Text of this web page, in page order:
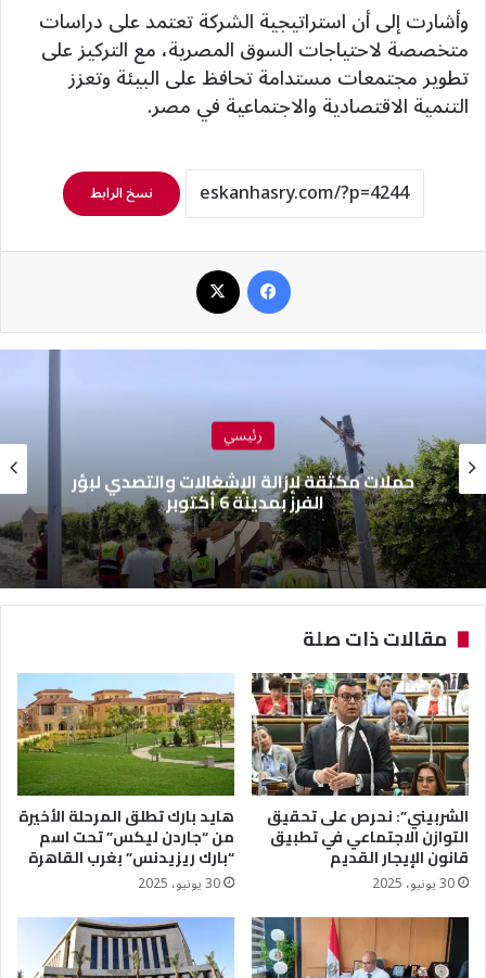
وأشارت إلى أن استراتيجية الشركة تعتمد على دراسات
متخصصة لاحتياجات السوق المصرية، مع التركيز على
تطوير مجتمعات مستدامة تحافظ على البيئة وتعزز
التنمية الاقتصادية والاجتماعية في مصر.
نسخ الرابط
رئيسي
حملات مكثقة لإزالة الإشغالات والتصدي لبؤر
الفرز بمدينة 6 أكتوبر
مقالات ذات صلة
الشربيني”: نحرص على تحقيق
التوازن الاجتماعي في تطبيق
قانون الإيجار القديم
30 يونيو، 2025
هايد بارك تطلق المرحلة الأخيرة
من “جاردن ليكس” تحت اسم
“بارك ريزيدنس” بغرب القاهرة
30 يونيو، 2025